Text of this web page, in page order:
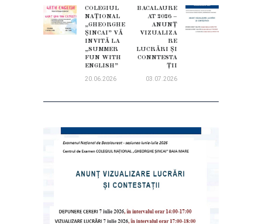
ÎN
ARTICOLE
Previous
post:
COLEGIUL
NAȚIONAL
„GHEORGHE
ṢINCAI” VĂ
INVITĂ LA
„SUMMER
FUN WITH
ENGLISH”
20.06.2026
Next
post:
BACALAURE
AT 2026 –
ANUNȚ
VIZUALIZA
RE
LUCRĂRI ȘI
CONNTESTA
ȚII
03.07.2026